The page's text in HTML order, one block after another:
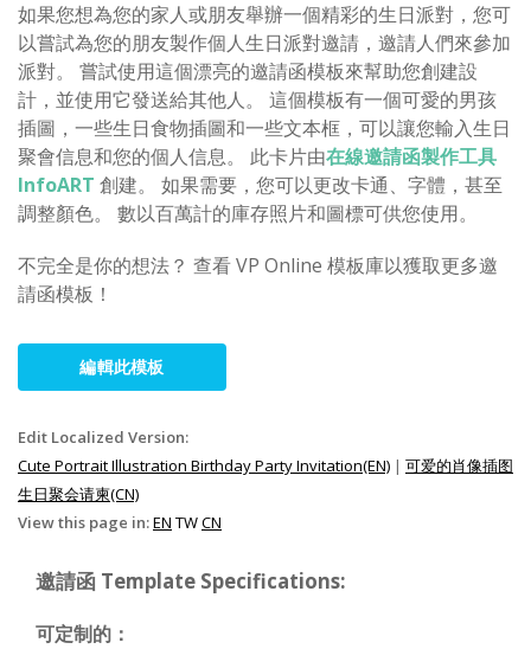
如果您想為您的家人或朋友舉辦一個精彩的生日派對，您可
以嘗試為您的朋友製作個人生日派對邀請，邀請人們來參加
派對。 嘗試使用這個漂亮的邀請函模板來幫助您創建設
計，並使用它發送給其他人。 這個模板有一個可愛的男孩
插圖，一些生日食物插圖和一些文本框，可以讓您輸入生日
聚會信息和您的個人信息。 此卡片由在線邀請函製作工具
InfoART 創建。 如果需要，您可以更改卡通、字體，甚至
調整顏色。 數以百萬計的庫存照片和圖標可供您使用。
不完全是你的想法？ 查看 VP Online 模板庫以獲取更多邀
請函模板！
編輯此模板
Edit Localized Version:
Cute Portrait Illustration Birthday Party Invitation(EN) | 可爱的肖像插图
生日聚会请柬(CN)
View this page in:EN TWCN
邀請函 Template Specifications:
可定制的：